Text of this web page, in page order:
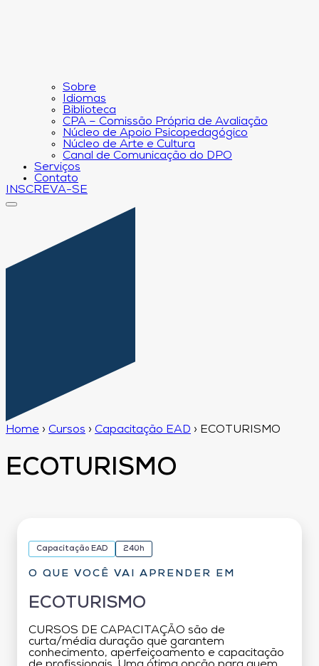
Sobre
Idiomas
Biblioteca
CPA – Comissão Própria de Avaliação
Núcleo de Apoio Psicopedagógico
Núcleo de Arte e Cultura
Canal de Comunicação do DPO
Serviços
Contato
INSCREVA-SE
Home › Cursos › Capacitação EAD › ECOTURISMO
ECOTURISMO
Capacitação EAD 240h
O QUE VOCÊ VAI APRENDER EM
ECOTURISMO
CURSOS DE CAPACITAÇÃO são de
curta/média duração que garantem
conhecimento, aperfeiçoamento e capacitação